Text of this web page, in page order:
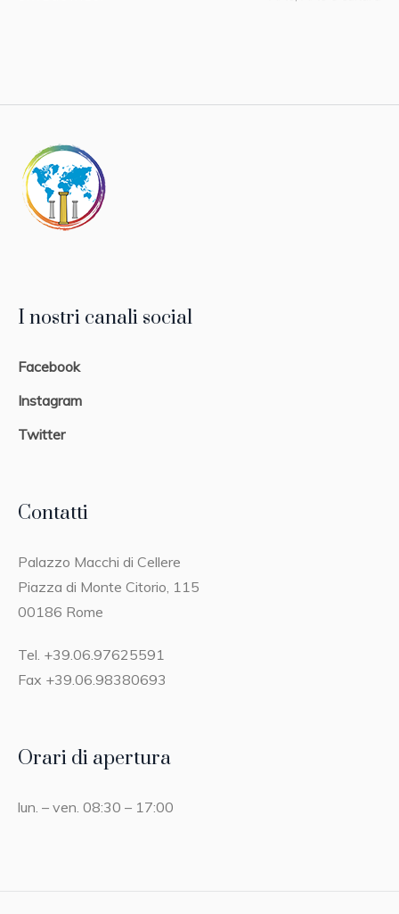
I nostri canali social
Facebook
Instagram
Twitter
Contatti
Palazzo Macchi di Cellere
Piazza di Monte Citorio, 115
00186 Rome
Tel. +39.06.97625591
Fax +39.06.98380693
Orari di apertura
lun. – ven. 08:30 – 17:00